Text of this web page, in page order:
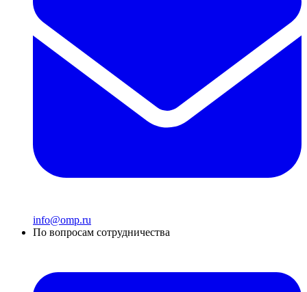
info@omp.ru
По вопросам сотрудничества